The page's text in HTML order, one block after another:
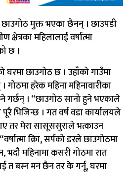
छाउगोठ मुक्त भएका छैनन् । छाउपडी
क्षेत्रका महिलालाई वर्षात्मा
छ ।
छाउगोठ छ । उहाँको गाउँमा
हरेक महिना महिनावारीका
गर्छन् । “छाउगोठ सानो हुने भएकाले
भिजिन्छ । गत वर्ष वडा कार्यालयले
तर मेरा सासूससुराले भत्काउन
क्रिा, सर्पको डरले छाउगोठमा
महिनामा कसरी गोठमा रात
त बस्न मन छैन तर के गर्नू, घरमा